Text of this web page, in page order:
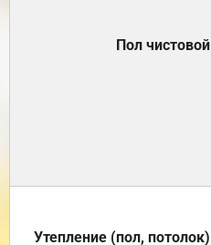
Пол чистовой
Утепление (пол, потолок)